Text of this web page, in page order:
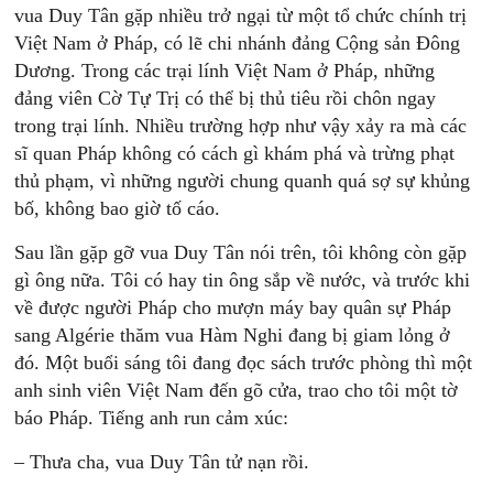
vua Duy Tân gặp nhiều trở ngại từ một tổ chức chính trị
Việt Nam ở Pháp, có lẽ chi nhánh đảng Cộng sản Đông
Dương. Trong các trại lính Việt Nam ở Pháp, những
đảng viên Cờ Tự Trị có thể bị thủ tiêu rồi chôn ngay
trong trại lính. Nhiều trường hợp như vậy xảy ra mà các
sĩ quan Pháp không có cách gì khám phá và trừng phạt
thủ phạm, vì những người chung quanh quá sợ sự khủng
bố, không bao giờ tố cáo.
Sau lần gặp gỡ vua Duy Tân nói trên, tôi không còn gặp
gì ông nữa. Tôi có hay tin ông sắp về nước, và trước khi
về được người Pháp cho mượn máy bay quân sự Pháp
sang Algérie thăm vua Hàm Nghi đang bị giam lỏng ở
đó. Một buổi sáng tôi đang đọc sách trước phòng thì một
anh sinh viên Việt Nam đến gõ cửa, trao cho tôi một tờ
báo Pháp. Tiếng anh run cảm xúc:
– Thưa cha, vua Duy Tân tử nạn rồi.